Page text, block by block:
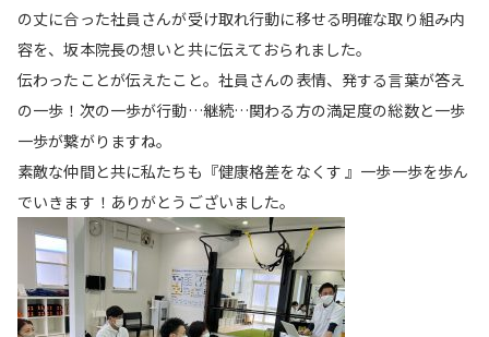
の丈に合った社員さんが受け取れ行動に移せる明確な取り組み内
容を、坂本院長の想いと共に伝えておられました。
伝わったことが伝えたこと。社員さんの表情、発する言葉が答え
の一歩！次の一歩が行動…継続…関わる方の満足度の総数と一歩
一歩が繋がりますね。
素敵な仲間と共に私たちも『健康格差をなくす 』一歩一歩を歩ん
でいきます！ありがとうございました。